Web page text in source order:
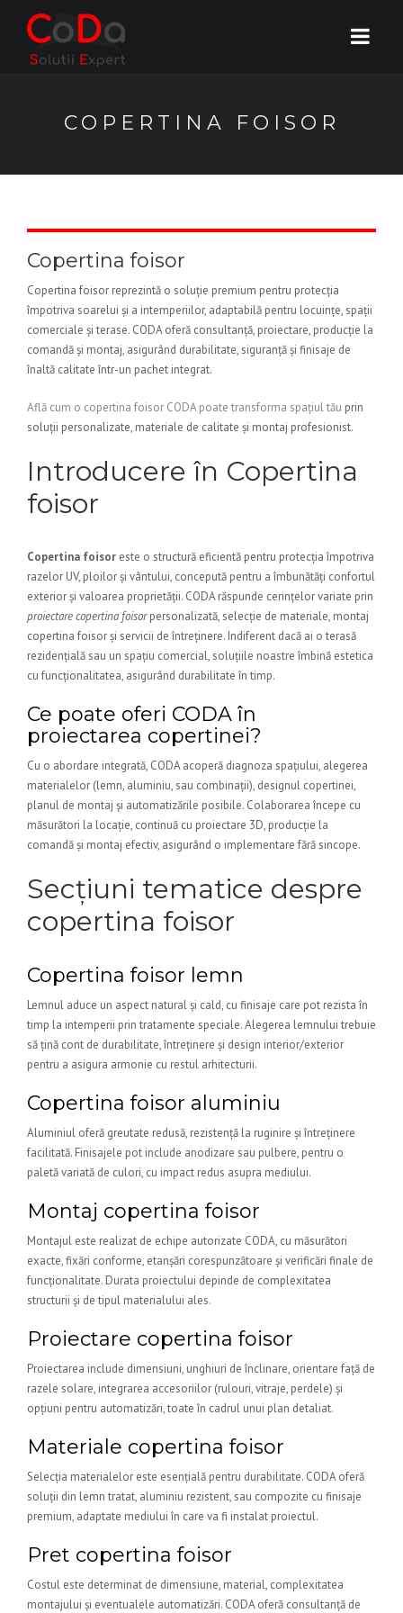
COPERTINA FOISOR
Copertina foisor
Copertina foisor reprezintă o soluție premium pentru protecția
împotriva soarelui și a intemperiilor, adaptabilă pentru locuințe, spații
comerciale și terase. CODA oferă consultanță, proiectare, producție la
comandă și montaj, asigurând durabilitate, siguranță și finisaje de
înaltă calitate într-un pachet integrat.
Află cum o copertina foisor CODA poate transforma spațiul tău prin
soluții personalizate, materiale de calitate și montaj profesionist.
Introducere în Copertina
foisor
Copertina foisor este o structură eficientă pentru protecția împotriva
razelor UV, ploilor și vântului, concepută pentru a îmbunătăți confortul
exterior și valoarea proprietății. CODA răspunde cerințelor variate prin
proiectare copertina foisorpersonalizată, selecție de materiale, montaj
copertina foisor și servicii de întreținere. Indiferent dacă ai o terasă
rezidențială sau un spațiu comercial, soluțiile noastre îmbină estetica
cu funcționalitatea, asigurând durabilitate în timp.
Ce poate oferi CODA în
proiectarea copertinei?
Cu o abordare integrată, CODA acoperă diagnoza spațiului, alegerea
materialelor (lemn, aluminiu, sau combinații), designul copertinei,
planul de montaj și automatizările posibile. Colaborarea începe cu
măsurători la locație, continuă cu proiectare 3D, producție la
comandă și montaj efectiv, asigurând o implementare fără sincope.
Secțiuni tematice despre
copertina foisor
Copertina foisor lemn
Lemnul aduce un aspect natural și cald, cu finisaje care pot rezista în
timp la intemperii prin tratamente speciale. Alegerea lemnului trebuie
să țină cont de durabilitate, întreținere și design interior/exterior
pentru a asigura armonie cu restul arhitecturii.
Copertina foisor aluminiu
Aluminiul oferă greutate redusă, rezistență la ruginire și întreținere
facilitată. Finisajele pot include anodizare sau pulbere, pentru o
paletă variată de culori, cu impact redus asupra mediului.
Montaj copertina foisor
Montajul este realizat de echipe autorizate CODA, cu măsurători
exacte, fixări conforme, etanșări corespunzătoare și verificări finale de
funcționalitate. Durata proiectului depinde de complexitatea
structurii și de tipul materialului ales.
Proiectare copertina foisor
Proiectarea include dimensiuni, unghiuri de înclinare, orientare față de
razele solare, integrarea accesoriilor (rulouri, vitraje, perdele) și
opțiuni pentru automatizări, toate în cadrul unui plan detaliat.
Materiale copertina foisor
Selecția materialelor este esențială pentru durabilitate. CODA oferă
soluții din lemn tratat, aluminiu rezistent, sau compozite cu finisaje
premium, adaptate mediului în care va fi instalat proiectul.
Pret copertina foisor
Costul este determinat de dimensiune, material, complexitatea
montajului și eventualele automatizări. CODA oferă consultanță de